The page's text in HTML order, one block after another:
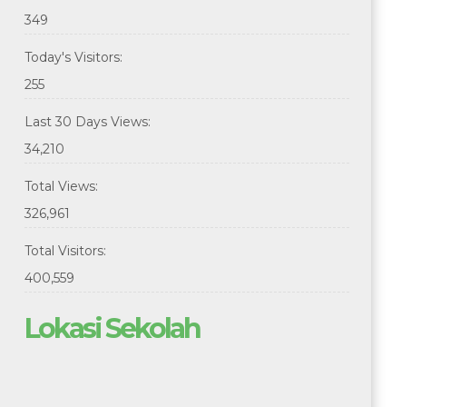
349
Today's Visitors:
255
Last 30 Days Views:
34,210
Total Views:
326,961
Total Visitors:
400,559
Lokasi Sekolah